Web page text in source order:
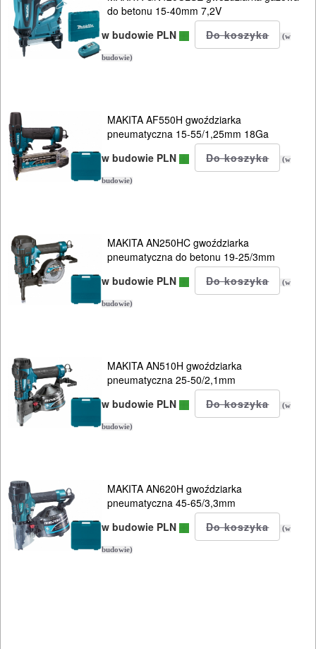
gwoździarki
piły
szablowe
Akcesoria
Instalacje
ROZRUCHOWE
PROSTOWNIKI
PRĄDOWE
ODZIEŻ
ROBOCZA
SPRZĘT
AGD
OGRODNICZE
do betonu 15-40mm 7,2V
w budowie PLN
(w
budowie)
MAKITA AF550H gwoździarka
pneumatyczna 15-55/1,25mm 18Ga
w budowie PLN
(w
budowie)
MAKITA AN250HC gwoździarka
pneumatyczna do betonu 19-25/3mm
w budowie PLN
(w
budowie)
MAKITA AN510H gwoździarka
pneumatyczna 25-50/2,1mm
w budowie PLN
(w
budowie)
MAKITA AN620H gwoździarka
pneumatyczna 45-65/3,3mm
w budowie PLN
(w
budowie)